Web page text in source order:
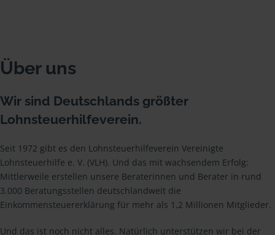
Über uns
Wir sind Deutschlands größter
Lohnsteuerhilfeverein.
Seit 1972 gibt es den Lohnsteuerhilfeverein Vereinigte
Lohnsteuerhilfe e. V. (VLH). Und das mit wachsendem Erfolg:
Mittlerweile erstellen unsere Beraterinnen und Berater in rund
3.000 Beratungsstellen deutschlandweit die
Einkommensteuererklärung für mehr als 1,2 Millionen Mitglieder.
Und das ist noch nicht alles. Natürlich unterstützen wir bei der